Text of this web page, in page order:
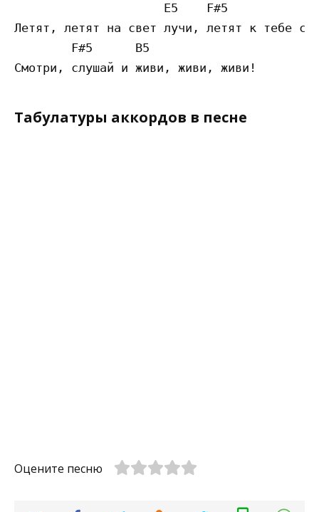
E5    F#5
Летят, летят на свет лучи, летят к тебе с
        F#5      B5
Табулатуры аккордов в песне
Оцените песню